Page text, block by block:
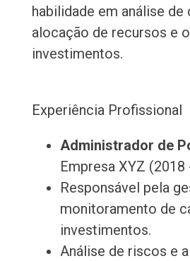
habilidade em análise de
alocação de recursos e
investimentos.
Experiência Profissional
Administrador de
Empresa XYZ
Responsável pela
monitoramento de
investimentos.
Análise de riscos e